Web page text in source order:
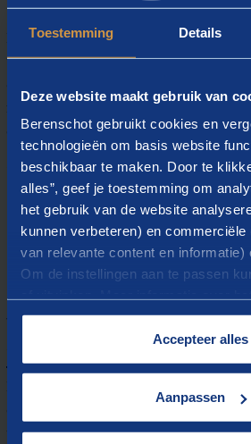
Toestemming Details
Deze website maakt gebruik van
Berenschot gebruikt cookies en
technologieën om basis website
beschikbaar te maken. Door te
alles”, geef je toestemming om
het gebruik van de website
kunnen verbeteren) en commerciële
van relevante content en informatie)
Om de instellingen aan te passen
cookies op onze website treft u in
Accepteer alles
Aanpassen
Middag
In de middag gaat u aan de slag
inzetbaarheid aan de hand van
medewerkers. Daarbij leert en
evidence-based voorbeelden uit de
Extra optie: terugkomdag
U kunt optioneel gebruik maken van
waarbij de projectplannen van alle
toegelaten in een intervisievorm.
op het kantoor van Berenschot geven
projectplan.
Werkwijze
te brengen? Geen probleem, er zijn